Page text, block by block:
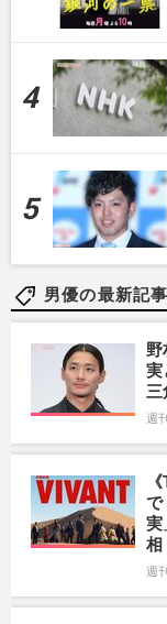
男優の最新記事
野
実
三
週
で
実
相
週